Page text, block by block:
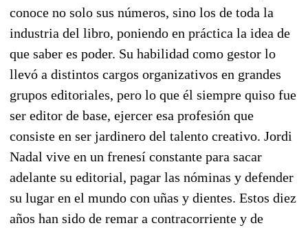
conoce no solo sus números, sino los de toda la
industria del libro, poniendo en práctica la idea de
que saber es poder. Su habilidad como gestor lo
llevó a distintos cargos organizativos en grandes
grupos editoriales, pero lo que él siempre quiso fue
ser editor de base, ejercer esa profesión que
consiste en ser jardinero del talento creativo. Jordi
Nadal vive en un frenesí constante para sacar
adelante su editorial, pagar las nóminas y defender
su lugar en el mundo con uñas y dientes. Estos diez
años han sido de remar a contracorriente y de